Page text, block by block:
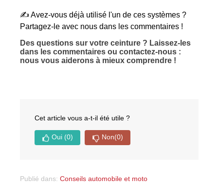
✍️ Avez-vous déjà utilisé l'un de ces systèmes ?
Partagez-le avec nous dans les commentaires !
Des questions sur votre ceinture ? Laissez-les
dans les commentaires ou contactez-nous :
nous vous aiderons à mieux comprendre !
Cet article vous a-t-il été utile ?
Oui (0) Non(0)
Publié dans: Conseils automobile et moto